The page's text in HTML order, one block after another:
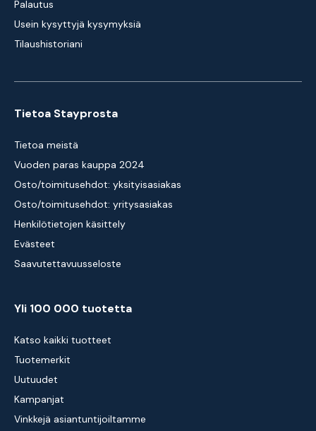
Palautus
Usein kysyttyjä kysymyksiä
Tilaushistoriani
Tietoa Stayprosta
Tietoa meistä
Vuoden paras kauppa 2024
Osto/toimitusehdot: yksityisasiakas
Osto/toimitusehdot: yritysasiakas
Henkilötietojen käsittely
Evästeet
Saavutettavuusseloste
Yli 100 000 tuotetta
Katso kaikki tuotteet
Tuotemerkit
Uutuudet
Kampanjat
Vinkkejä asiantuntijoiltamme